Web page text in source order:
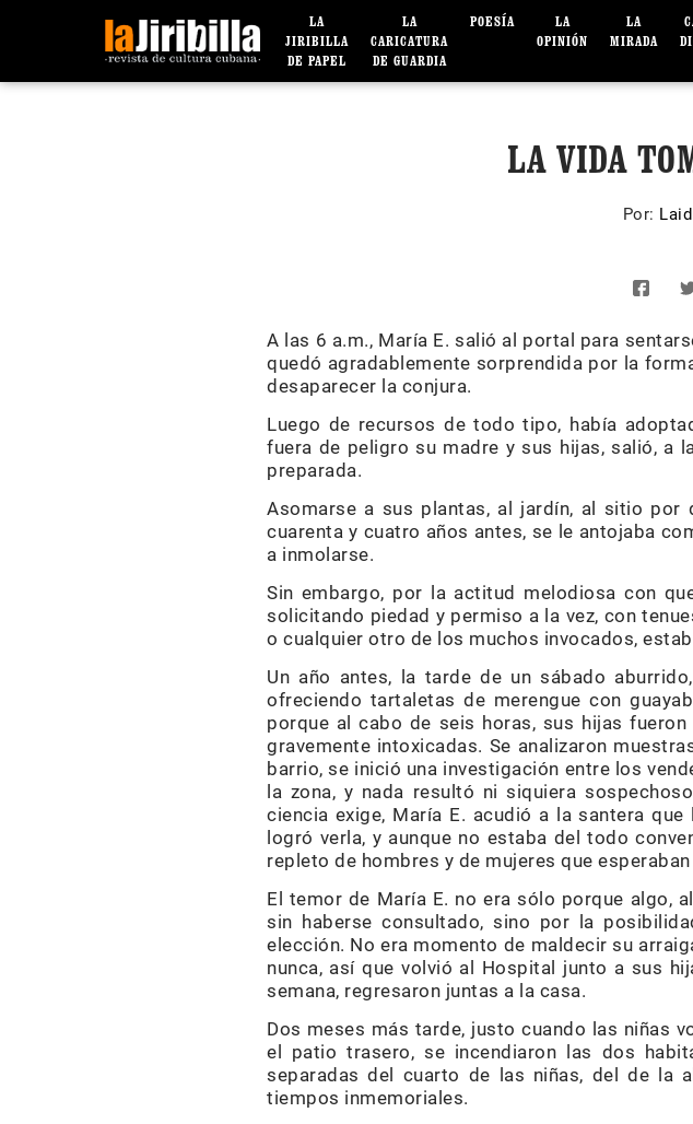
LA
JIRIBILLA
DE PAPEL
LA
CARICATURA
DE GUARDIA
POESÍA
LA
OPINIÓN
LA
MIRADA
LA VIDA
Por:
A las 6 a.m., María E. salió al portal para
quedó agradablemente sorprendida por la
desaparecer la conjura.
Luego de recursos de todo tipo, había
fuera de peligro su madre y sus hijas, salió, a
preparada.
Asomarse a sus plantas, al jardín, al sitio por
cuarenta y cuatro años antes, se le antojaba
a inmolarse.
Sin embargo, por la actitud melodiosa con
solicitando piedad y permiso a la vez, con
o cualquier otro de los muchos invocados,
Un año antes, la tarde de un sábado
ofreciendo tartaletas de merengue con
porque al cabo de seis horas, sus hijas
gravemente intoxicadas. Se analizaron
barrio, se inició una investigación entre los
la zona, y nada resultó ni siquiera
ciencia exige, María E. acudió a la santera
logró verla, y aunque no estaba del todo
repleto de hombres y de mujeres que
El temor de María E. no era sólo porque algo,
sin haberse consultado, sino por la
elección. No era momento de maldecir su
nunca, así que volvió al Hospital junto a sus
semana, regresaron juntas a la casa.
Dos meses más tarde, justo cuando las niñas
el patio trasero, se incendiaron las dos
separadas del cuarto de las niñas, del de la
tiempos inmemoriales.